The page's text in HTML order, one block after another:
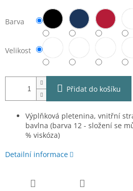
Barva
Velikost
Přidat do košíku
Výplňková pletenina, vnitřní
bavlna (barva 12 - složení se
% viskóza)
Detailní informace